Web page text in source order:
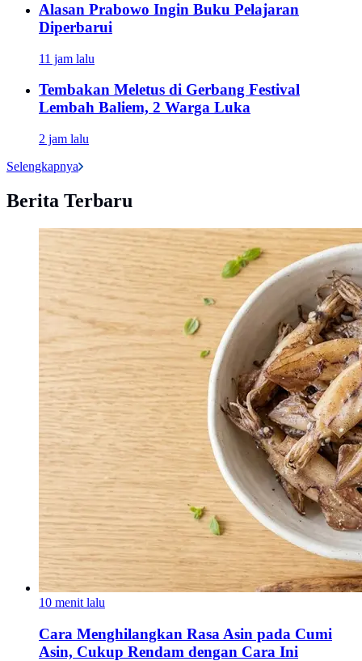
Alasan Prabowo Ingin Buku Pelajaran
Diperbarui
11 jam lalu
Tembakan Meletus di Gerbang Festival
Lembah Baliem, 2 Warga Luka
2 jam lalu
Selengkapnya
Berita Terbaru
10 menit lalu
Cara Menghilangkan Rasa Asin pada Cumi
Asin, Cukup Rendam dengan Cara Ini